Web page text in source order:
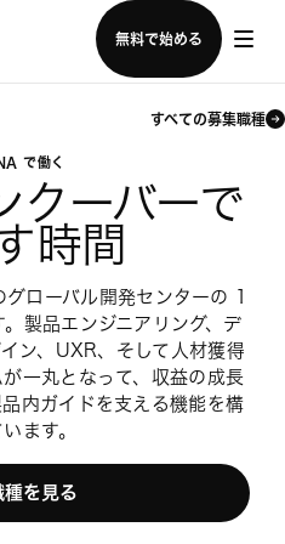
無料で始める
に問い合わせる
すべての募集職種
で働く
クーバーで
時間
ローバル開発センターの 1
製品エンジニアリング、デ
ン、UXR、そして人材獲得
一丸となって、収益の成長
内ガイドを支える機能を構
ます。
種を見る